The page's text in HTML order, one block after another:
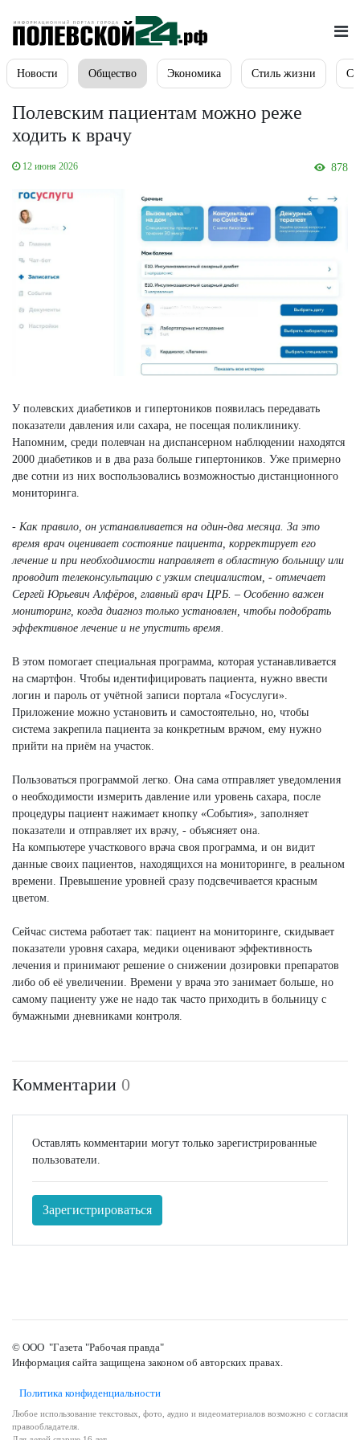
Новости Общество Экономика Стиль жизни
Полевским пациентам можно реже
ходить к врачу
12 июня 2026 878
У полевских диабетиков и гипертоников появилась передавать
показатели давления или сахара, не посещая поликлинику.
Напомним, среди полевчан на диспансерном наблюдении находятся
2000 диабетиков и в два раза больше гипертоников. Уже примерно
две сотни из них воспользовались возможностью дистанционного
мониторинга.
- Как правило, он устанавливается на один-два месяца. За это
время врач оценивает состояние пациента, корректирует его
лечение и при необходимости направляет в областную больницу или
проводит телеконсультацию с узким специалистом, - отмечает
Сергей Юрьевич Алфёров, главный врач ЦРБ. – Особенно важен
мониторинг, когда диагноз только установлен, чтобы подобрать
эффективное лечение и не упустить время.
В этом помогает специальная программа, которая устанавливается
на смартфон. Чтобы идентифицировать пациента, нужно ввести
логин и пароль от учётной записи портала «Госуслуги».
Приложение можно установить и самостоятельно, но, чтобы
система закрепила пациента за конкретным врачом, ему нужно
прийти на приём на участок.
Пользоваться программой легко. Она сама отправляет уведомления
о необходимости измерить давление или уровень сахара, после
процедуры пациент нажимает кнопку «События», заполняет
показатели и отправляет их врачу, - объясняет она.
На компьютере участкового врача своя программа, и он видит
данные своих пациентов, находящихся на мониторинге, в реальном
времени. Превышение уровней сразу подсвечивается красным
цветом.
Сейчас система работает так: пациент на мониторинге, скидывает
показатели уровня сахара, медики оценивают эффективность
лечения и принимают решение о снижении дозировки препаратов
либо об её увеличении. Времени у врача это занимает больше, но
самому пациенту уже не надо так часто приходить в больницу с
бумажными дневниками контроля.
Комментарии 0
Оставлять комментарии могут только зарегистрированные
пользователи.
Зарегистрироваться
© ООО "Газета "Рабочая правда"
Информация сайта защищена законом об авторских правах.
Политика конфиденциальности
Любое использование текстовых, фото, аудио и видеоматериалов возможно с согласия
правообладателя.